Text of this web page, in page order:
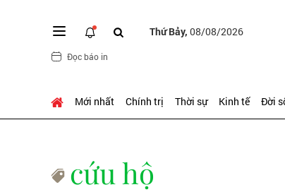
Thứ Bảy, 08/08/2026
Đọc báo in
Mới nhất Chính trị Thời sự Kinh tế Đời
cứu hộ